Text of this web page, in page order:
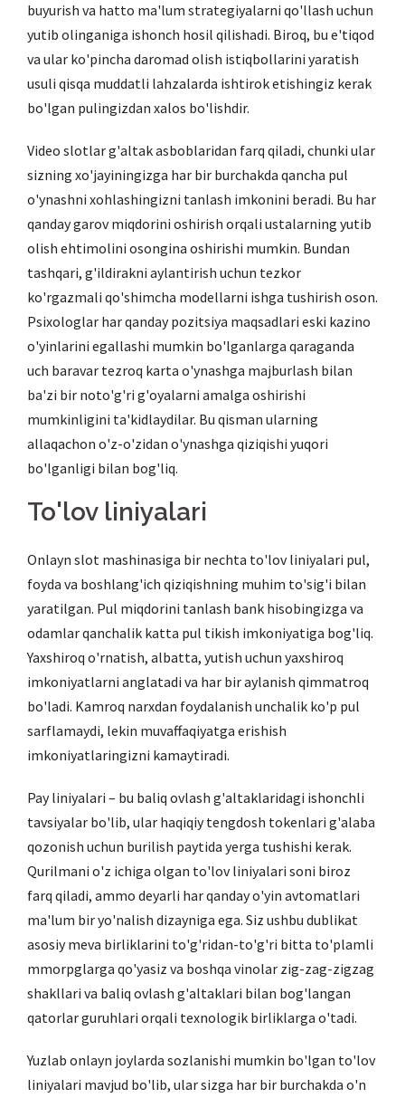
buyurish va hatto ma'lum strategiyalarni qo'llash uchun
yutib olinganiga ishonch hosil qilishadi. Biroq, bu e'tiqod
va ular ko'pincha daromad olish istiqbollarini yaratish
usuli qisqa muddatli lahzalarda ishtirok etishingiz kerak
bo'lgan pulingizdan xalos bo'lishdir.
Video slotlar g'altak asboblaridan farq qiladi, chunki ular
sizning xo'jayiningizga har bir burchakda qancha pul
o'ynashni xohlashingizni tanlash imkonini beradi. Bu har
qanday garov miqdorini oshirish orqali ustalarning yutib
olish ehtimolini osongina oshirishi mumkin. Bundan
tashqari, g'ildirakni aylantirish uchun tezkor
ko'rgazmali qo'shimcha modellarni ishga tushirish oson.
Psixologlar har qanday pozitsiya maqsadlari eski kazino
o'yinlarini egallashi mumkin bo'lganlarga qaraganda
uch baravar tezroq karta o'ynashga majburlash bilan
ba'zi bir noto'g'ri g'oyalarni amalga oshirishi
mumkinligini ta'kidlaydilar. Bu qisman ularning
allaqachon o'z-o'zidan o'ynashga qiziqishi yuqori
bo'lganligi bilan bog'liq.
To'lov liniyalari
Onlayn slot mashinasiga bir nechta to'lov liniyalari pul,
foyda va boshlang'ich qiziqishning muhim to'sig'i bilan
yaratilgan. Pul miqdorini tanlash bank hisobingizga va
odamlar qanchalik katta pul tikish imkoniyatiga bog'liq.
Yaxshiroq o'rnatish, albatta, yutish uchun yaxshiroq
imkoniyatlarni anglatadi va har bir aylanish qimmatroq
bo'ladi. Kamroq narxdan foydalanish unchalik ko'p pul
sarflamaydi, lekin muvaffaqiyatga erishish
imkoniyatlaringizni kamaytiradi.
Pay liniyalari – bu baliq ovlash g'altaklaridagi ishonchli
tavsiyalar bo'lib, ular haqiqiy tengdosh tokenlari g'alaba
qozonish uchun burilish paytida yerga tushishi kerak.
Qurilmani o'z ichiga olgan to'lov liniyalari soni biroz
farq qiladi, ammo deyarli har qanday o'yin avtomatlari
ma'lum bir yo'nalish dizayniga ega. Siz ushbu dublikat
asosiy meva birliklarini to'g'ridan-to'g'ri bitta to'plamli
mmorpglarga qo'yasiz va boshqa vinolar zig-zag-zigzag
shakllari va baliq ovlash g'altaklari bilan bog'langan
qatorlar guruhlari orqali texnologik birliklarga o'tadi.
Yuzlab onlayn joylarda sozlanishi mumkin bo'lgan to'lov
liniyalari mavjud bo'lib, ular sizga har bir burchakda o'n